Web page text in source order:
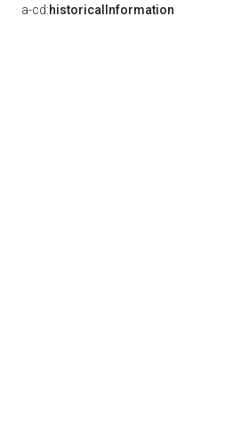
a-cd:historicalInformation